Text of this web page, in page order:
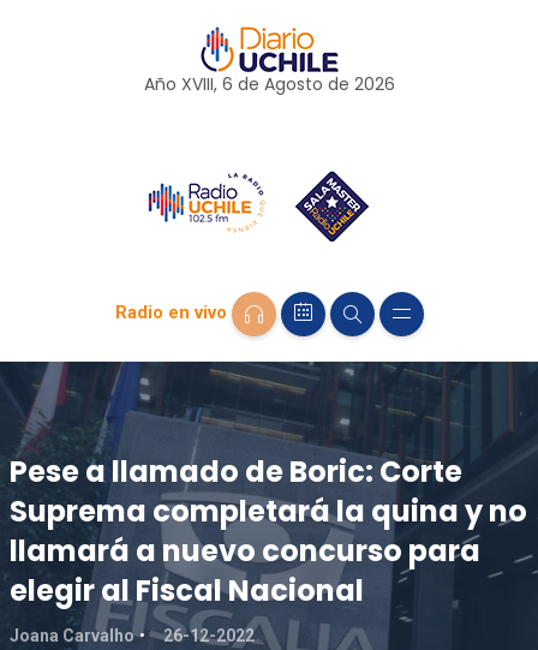
Año XVIII, 6 de Agosto de 2026
Radio en vivo
Pese a llamado de Boric: Corte
Suprema completará la quina y no
llamará a nuevo concurso para
elegir al Fiscal Nacional
Joana Carvalho 26-12-2022